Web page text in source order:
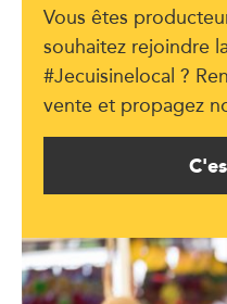
Vous êtes
souhaitez rejoindre
#Jecuisinelocal ?
vente et propagez